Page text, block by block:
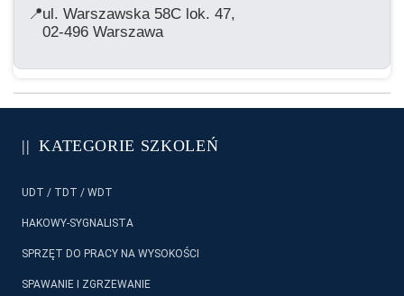
📍ul. Warszawska 58C lok. 47,
02-496 Warszawa
KATEGORIE SZKOLEŃ
UDT / TDT / WDT
HAKOWY-SYGNALISTA
SPRZĘT DO PRACY NA WYSOKOŚCI
SPAWANIE I ZGRZEWANIE